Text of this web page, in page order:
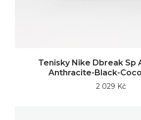
Tenisky Nike Dbreak Sp
Anthracite-Black-
2 029 Kč